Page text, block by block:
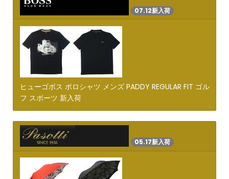
07.12新入荷
ヒューゴボス ポロシャツ メンズ PADDY REGULAR FIT ゴル
フ スポーツ 新入荷
05.17新入荷